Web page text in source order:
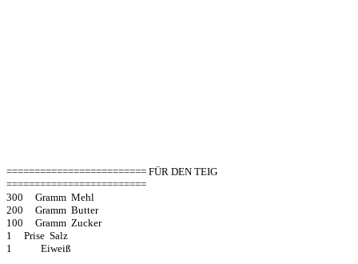
========================= FÜR DEN TEIG
=========================
300 Gramm Mehl
200 Gramm Butter
100 Gramm Zucker
1 Prise Salz
1 Eiweiß